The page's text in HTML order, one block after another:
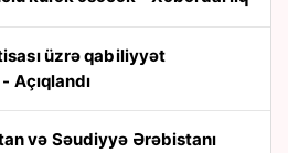
Açıqlandı